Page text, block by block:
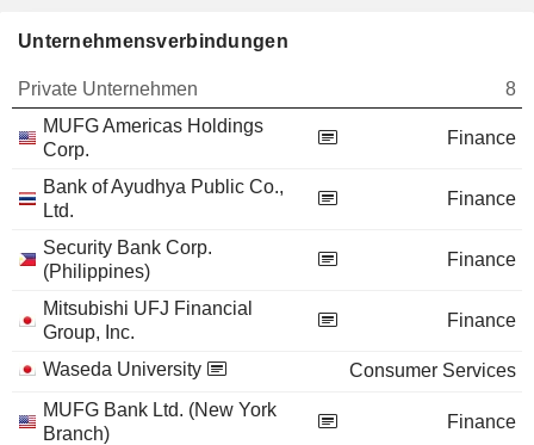
Unternehmensverbindungen
Private Unternehmen
8
MUFG Americas Holdings
Corp.
Finance
Bank of Ayudhya Public Co.,
Ltd.
Finance
Security Bank Corp.
(Philippines)
Finance
Mitsubishi UFJ Financial
Group, Inc.
Finance
Waseda University
Consumer Services
MUFG Bank Ltd. (New York
Branch)
Finance